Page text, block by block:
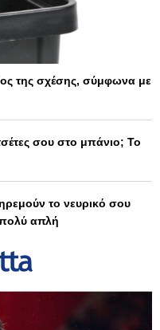
της σχέσης, σύμφωνα με
σου στο μπάνιο; Το
το νευρικό σου
πολύ απλή